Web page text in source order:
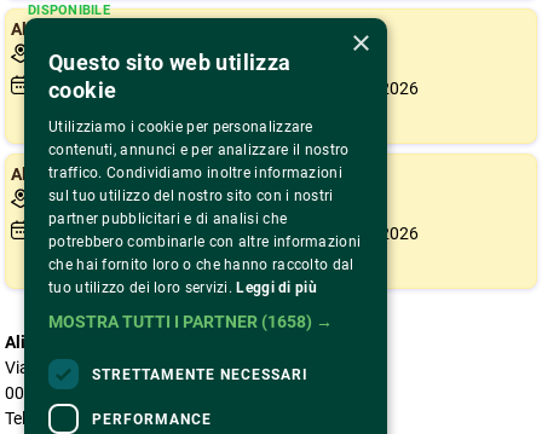
Alice PROFESSIONAL
Alice nella città, Roma
Da Mercoledì
Ott 2026
DISPONIBILE
Acquista
Alice STUDENT
Alice nella città, Roma
Da Mercoledì
14 Ott 2026 A Domenica 25 Ott 2026
DISPONIBILE
Acquista
Alice nella città
Via Benaco, 5
00199 Roma
Tel. 06 85304966
×
Questo sito web utilizza
cookie
Utilizziamo i cookie per personalizzare
contenuti, annunci e per analizzare il nostro
traffico. Condividiamo inoltre informazioni
sul tuo utilizzo del nostro sito con i nostri
partner pubblicitari e di analisi che
potrebbero combinarle con altre informazioni
che hai fornito loro o che hanno raccolto dal
tuo utilizzo dei loro servizi. Leggi di più
MOSTRA TUTTI I PARTNER (1658) →
STRETTAMENTE NECESSARI
PERFORMANCE